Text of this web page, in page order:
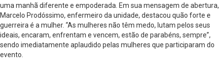
uma manhã diferente e empoderada. Em sua mensagem de abertura,
Marcelo Prodóssimo, enfermeiro da unidade, destacou quão forte e
guerreira é a mulher. “As mulheres não têm medo, lutam pelos seus
ideais, encaram, enfrentam e vencem, estão de parabéns, sempre”,
sendo imediatamente aplaudido pelas mulheres que participaram do
evento.